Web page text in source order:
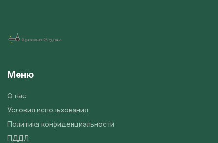
Меню
О нас
Условия использования
Политика конфиденциальности
ПДДЛ